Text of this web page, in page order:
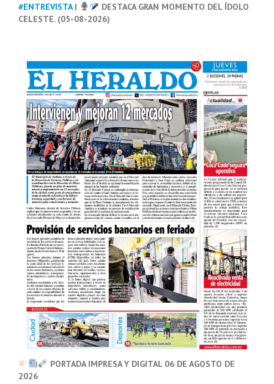
#ENTREVISTA|
DESTACA GRAN MOMENTO DEL ÍDOLO
CELESTE. (05-08-2026)
PORTADA IMPRESA Y DIGITAL 06 DE AGOSTO DE
2026